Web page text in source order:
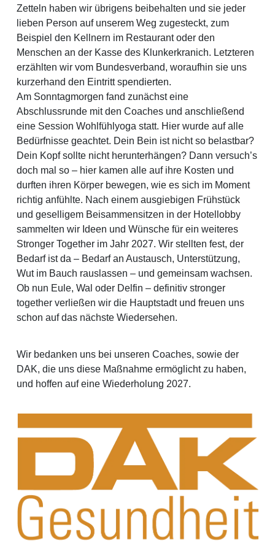
Zetteln haben wir übrigens beibehalten und sie jeder
lieben Person auf unserem Weg zugesteckt, zum
Beispiel den Kellnern im Restaurant oder den
Menschen an der Kasse des Klunkerkranich. Letzteren
erzählten wir vom Bundesverband, woraufhin sie uns
kurzerhand den Eintritt spendierten.
Am Sonntagmorgen fand zunächst eine
Abschlussrunde mit den Coaches und anschließend
eine Session Wohlfühlyoga statt. Hier wurde auf alle
Bedürfnisse geachtet. Dein Bein ist nicht so belastbar?
Dein Kopf sollte nicht herunterhängen? Dann versuch’s
doch mal so – hier kamen alle auf ihre Kosten und
durften ihren Körper bewegen, wie es sich im Moment
richtig anfühlte. Nach einem ausgiebigen Frühstück
und geselligem Beisammensitzen in der Hotellobby
sammelten wir Ideen und Wünsche für ein weiteres
Stronger Together im Jahr 2027. Wir stellten fest, der
Bedarf ist da – Bedarf an Austausch, Unterstützung,
Wut im Bauch rauslassen – und gemeinsam wachsen.
Ob nun Eule, Wal oder Delfin – definitiv stronger
together verließen wir die Hauptstadt und freuen uns
schon auf das nächste Wiedersehen.
Wir bedanken uns bei unseren Coaches, sowie der
DAK, die uns diese Maßnahme ermöglicht zu haben,
und hoffen auf eine Wiederholung 2027.